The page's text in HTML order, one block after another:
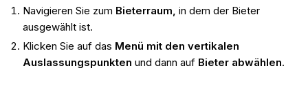
Navigieren Sie zum Bieterraum, in dem der Bieter
ausgewählt ist.
Klicken Sie auf das Menü mit den vertikalen
Auslassungspunkten und dann auf Bieter abwählen.